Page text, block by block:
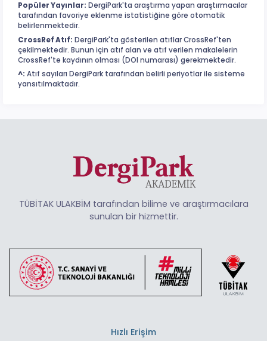
Popüler Yayınlar: DergiPark'ta araştırma yapan araştırmacılar
tarafından favoriye eklenme istatistiğine göre otomatik
belirlenmektedir.
CrossRef Atıf: DergiPark'ta gösterilen atıflar CrossRef'ten
çekilmektedir. Bunun için atıf alan ve atıf verilen makalelerin
CrossRef'te kaydının olması (DOI numarası) gerekmektedir.
^: Atıf sayıları DergiPark tarafından belirli periyotlar ile sisteme
yansıtılmaktadır.
TÜBİTAK ULAKBİM tarafından bilime ve araştırmacılara
sunulan bir hizmettir.
Hızlı Erişim